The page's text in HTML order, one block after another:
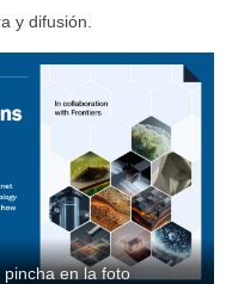
y difusión.
pincha en la foto